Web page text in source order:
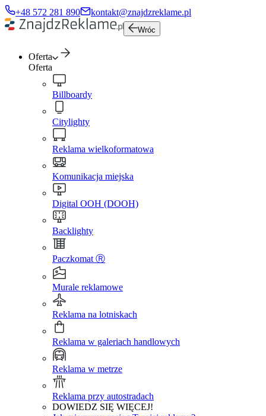
+48 572 281 890 kontakt@znajdzreklame.pl
Wróc
Oferta
Oferta
Billboardy
Citylighty
Reklama wielkoformatowa
Komunikacja miejska
Digital OOH (DOOH)
Backlighty
Paczkomat Ⓡ
Murale reklamowe
Reklama na lotniskach
Reklama w galeriach handlowych
Reklama w metrze
Reklama przy autostradach
DOWIEDZ SIĘ WIĘCEJ!